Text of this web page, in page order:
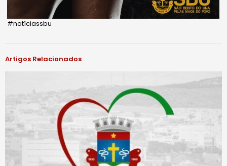
#notíciassbu
Artigos Relacionados